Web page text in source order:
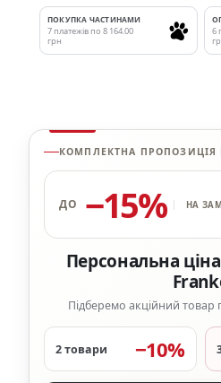
ПОКУПКА ЧАСТИНАМИ
7 платежів по 8 164.00
грн
6
КОМПЛЕКТНА ПРОПОЗИЦІЯ
ДО −15% НА
Персональна
Підберемо акційний товар
2 товари −10%